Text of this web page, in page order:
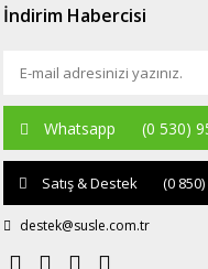
İndirim Habercisi
Whatsapp (0 530)
Satış & Destek (0
destek@susle.com.tr